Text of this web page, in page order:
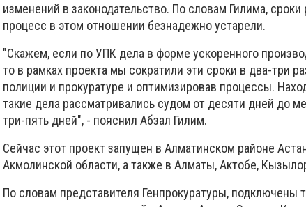
изменений в законодательство. По словам Гилима,
процесс в этом отношении безнадежно устарели.
"Скажем, если по УПК дела в форме ускоренного
то в рамках проекта мы сократили эти сроки в два-три
полиции и прокуратуре и оптимизировав процессы.
такие дела рассматривались судом от десяти дней до
три-пять дней", - пояснил Абзал Гилим.
Сейчас этот проект запущен в Алматинском районе
Акмолинской области, а также в Алматы, Актобе,
По словам представителя Генпрокуратуры, подключены